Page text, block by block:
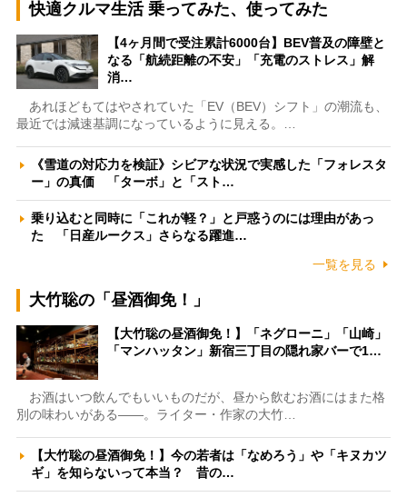
快適クルマ生活 乗ってみた、使ってみた
【4ヶ月間で受注累計6000台】BEV普及の障壁と
なる「航続距離の不安」「充電のストレス」解
消…
あれほどもてはやされていた「EV（BEV）シフト」の潮流も、
最近では減速基調になっているように見える。…
《雪道の対応力を検証》シビアな状況で実感した「フォレスタ
ー」の真価 「ターボ」と「スト…
乗り込むと同時に「これが軽？」と戸惑うのには理由があっ
た 「日産ルークス」さらなる躍進…
一覧を見る
大竹聡の「昼酒御免！」
【大竹聡の昼酒御免！】「ネグローニ」「山崎」
「マンハッタン」新宿三丁目の隠れ家バーで1…
お酒はいつ飲んでもいいものだが、昼から飲むお酒にはまた格
別の味わいがある――。ライター・作家の大竹…
【大竹聡の昼酒御免！】今の若者は「なめろう」や「キヌカツ
ギ」を知らないって本当？ 昔の…